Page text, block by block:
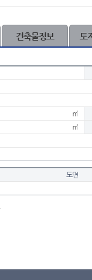
건축물정보 토
㎡
㎡
도면